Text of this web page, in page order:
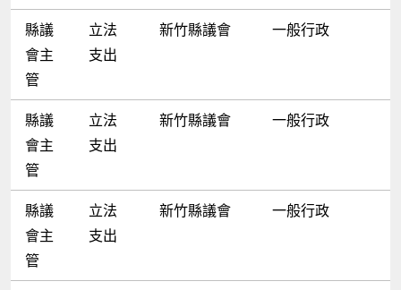
縣議
會主
管
立法
支出
新竹縣議會 一般行政
縣議
會主
管
立法
支出
新竹縣議會 一般行政
縣議
會主
管
立法
支出
新竹縣議會 一般行政